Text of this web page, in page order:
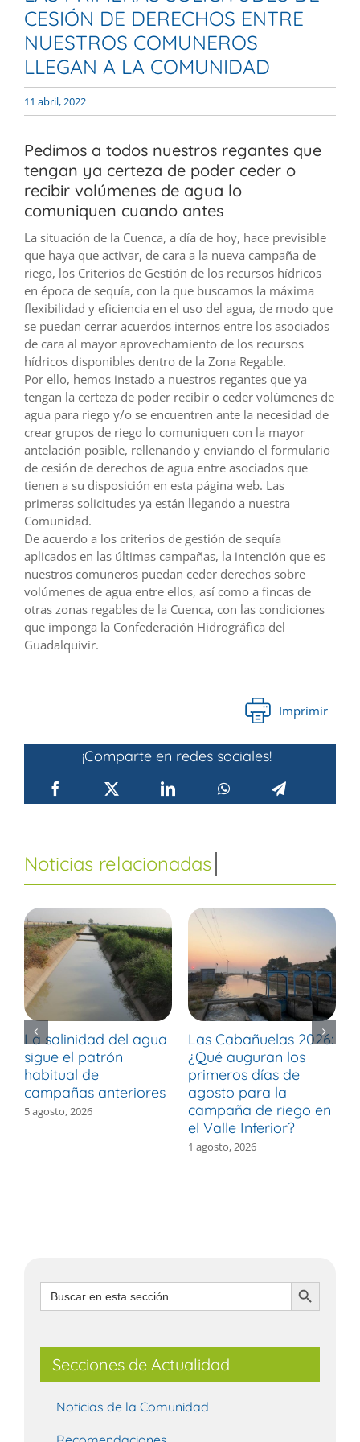
CESIÓN DE DERECHOS ENTRE
NUESTROS COMUNEROS
LLEGAN A LA COMUNIDAD
11 abril, 2022
Pedimos a todos nuestros regantes que
tengan ya certeza de poder ceder o
recibir volúmenes de agua lo
comuniquen cuando antes
La situación de la Cuenca, a día de hoy, hace previsible
que haya que activar, de cara a la nueva campaña de
riego, los Criterios de Gestión de los recursos hídricos
en época de sequía, con la que buscamos la máxima
flexibilidad y eficiencia en el uso del agua, de modo que
se puedan cerrar acuerdos internos entre los asociados
de cara al mayor aprovechamiento de los recursos
hídricos disponibles dentro de la Zona Regable.
Por ello, hemos instado a nuestros regantes que ya
tengan la certeza de poder recibir o ceder volúmenes de
agua para riego y/o se encuentren ante la necesidad de
crear grupos de riego lo comuniquen con la mayor
antelación posible, rellenando y enviando el formulario
de cesión de derechos de agua entre asociados que
tienen a su disposición en esta página web. Las
primeras solicitudes ya están llegando a nuestra
Comunidad.
De acuerdo a los criterios de gestión de sequía
aplicados en las últimas campañas, la intención que es
nuestros comuneros puedan ceder derechos sobre
volúmenes de agua entre ellos, así como a fincas de
otras zonas regables de la Cuenca, con las condiciones
que imponga la Confederación Hidrográfica del
Guadalquivir.
Imprimir
¡Comparte en redes sociales!
La salinidad del agua
sigue el patrón
habitual de
campañas anteriores
5 agosto, 2026
Las Cabañuelas 2026:
¿Qué auguran los
primeros días de
agosto para la
campaña de riego en
el Valle Inferior?
1 agosto, 2026
Buscar: Botón de búsqueda
Secciones de Actualidad
Noticias de la Comunidad